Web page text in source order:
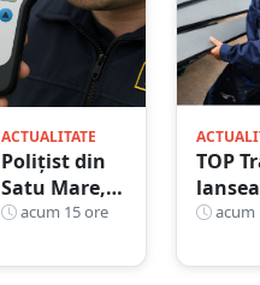
ACTUALITATE
Polițist din
Satu Mare,
prins la
1,75 g/l
acum 15 ore
TOP
acum